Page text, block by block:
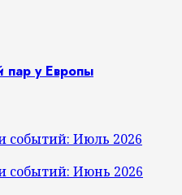
у Европы
событий: Июль 2026
событий: Июнь 2026